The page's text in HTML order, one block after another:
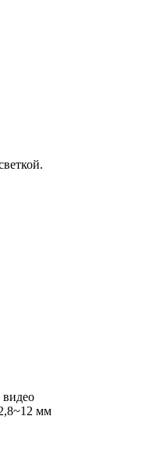
мм